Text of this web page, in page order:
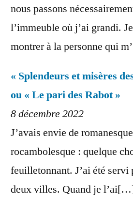
nous passons
l’immeuble où j’ai grandi.
montrer à la personne qui
« Splendeurs et misères
ou « Le pari des Rabot »
8 décembre 2022
J’avais envie de
rocambolesque : quelque
feuilletonnant. J’ai été servi
deux villes. Quand je